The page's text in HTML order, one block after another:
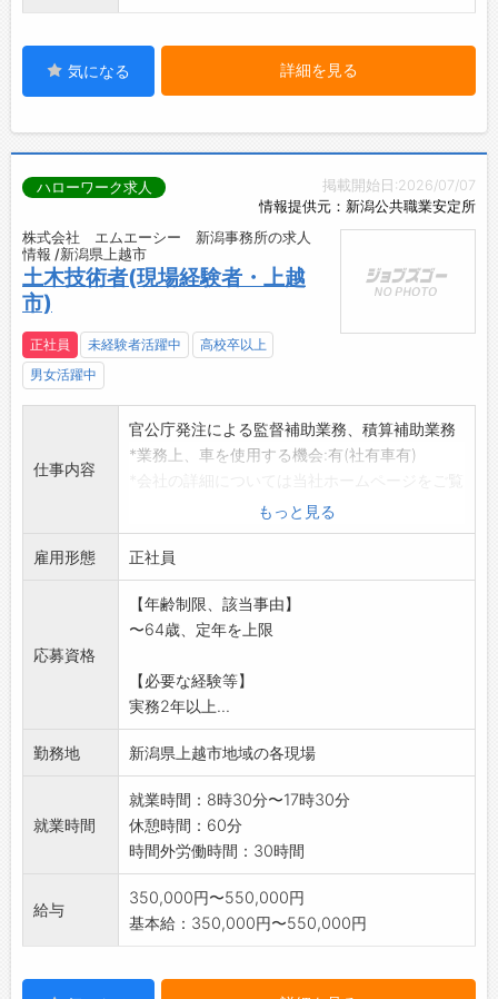
気になる 詳細を見る
掲載開始日:2026/07/07
情報提供元：新潟公共職業安定所
ハローワーク求人
株式会社 エムエーシー 新潟事務所の求人
情報 /新潟県上越市
土木技術者(現場経験者・上越
市)
正社員 未経験者活躍中
高校卒以上
男女活躍中
仕事内容
官公庁発注による監督補助業務、積算補助業務
*業務上、車を使用する機会:有(社有車有)
*変更範囲:変更なし
もっと見る
雇用形態 正社員
応募資格
【年齢制限、該当事由】
〜64歳、定年を上限
【必要な経験等】
実務2年以上...
勤務地 新潟県上越市地域の各現場
就業時間
就業時間：8時30分〜17時30分
休憩時間：60分
時間外労働時間：30時間
給与
350,000円〜550,000円
基本給：350,000円〜550,000円